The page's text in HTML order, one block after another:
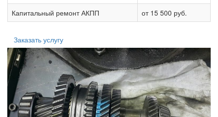
Капитальный ремонт АКПП
от 15 500 руб.
Заказать услугу